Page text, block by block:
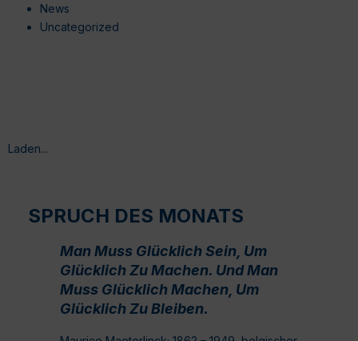
News
Uncategorized
Laden...
SPRUCH DES MONATS
Man Muss Glücklich Sein, Um
Glücklich Zu Machen. Und Man
Muss Glücklich Machen, Um
Glücklich Zu Bleiben.